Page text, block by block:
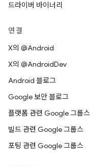
드라이버 바이너리
연결
X의 @Android
X의 @AndroidDev
Android 블로그
Google 보안 블로그
플랫폼 관련 Google 그룹스
빌드 관련 Google 그룹스
포팅 관련 Google 그룹스